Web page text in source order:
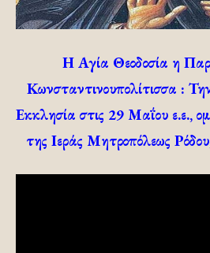
Η Αγία Θεοδοσία η
Κωνσταντινουπολίτισσα :
Εκκλησία στις 29 Μαΐου ε.ε.,
της Ιεράς Μητροπόλεως